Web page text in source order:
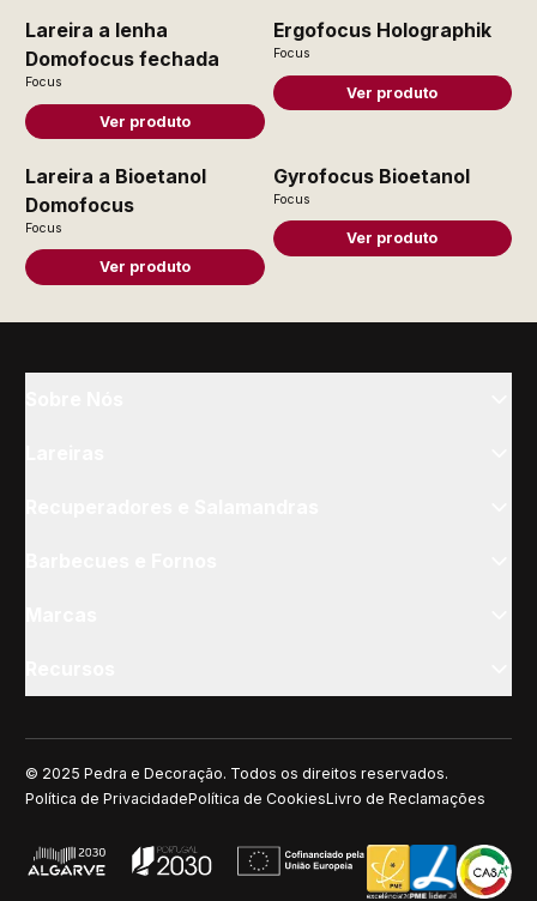
Lareira a lenha
Domofocus fechada
Focus
Ver produto
Ergofocus Holographik
Focus
Ver produto
Lareira a Bioetanol
Domofocus
Focus
Ver produto
Gyrofocus Bioetanol
Focus
Ver produto
© 2025 Pedra e Decoração. Todos os direitos reservados.
Política de PrivacidadePolítica de CookiesLivro de Reclamações